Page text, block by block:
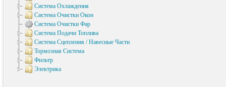
Система Охлаждения
Система Очистки Окон
Система Очистки Фар
Система Подачи Топлива
Система Сцепления / Навесные Части
Тормозная Система
Фильтр
Электрика